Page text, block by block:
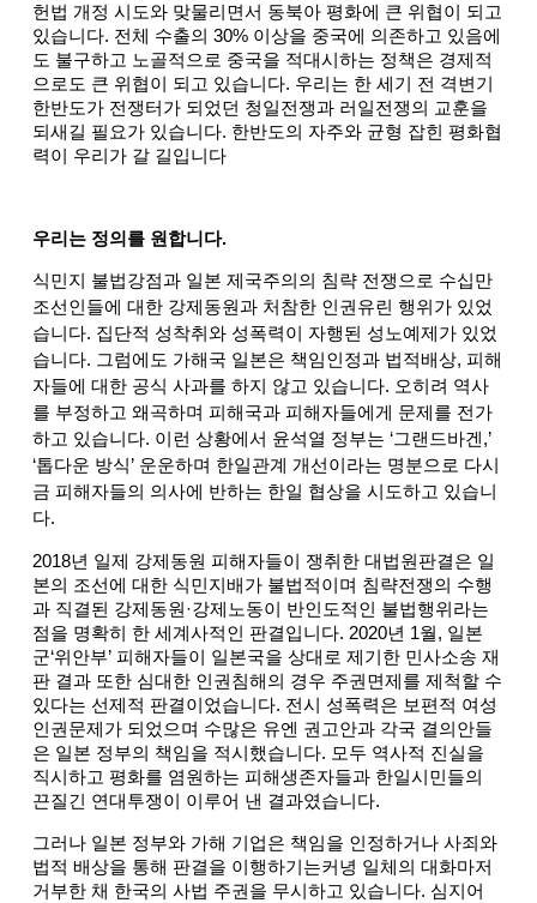
헌법 개정 시도와 맞물리면서 동북아 평화에 큰 위협이 되고
있습니다. 전체 수출의 30% 이상을 중국에 의존하고 있음에
도 불구하고 노골적으로 중국을 적대시하는 정책은 경제적
으로도 큰 위협이 되고 있습니다. 우리는 한 세기 전 격변기
한반도가 전쟁터가 되었던 청일전쟁과 러일전쟁의 교훈을
되새길 필요가 있습니다. 한반도의 자주와 균형 잡힌 평화협
력이 우리가 갈 길입니다
우리는 정의를 원합니다.
식민지 불법강점과 일본 제국주의의 침략 전쟁으로 수십만
조선인들에 대한 강제동원과 처참한 인권유린 행위가 있었
습니다. 집단적 성착취와 성폭력이 자행된 성노예제가 있었
습니다. 그럼에도 가해국 일본은 책임인정과 법적배상, 피해
자들에 대한 공식 사과를 하지 않고 있습니다. 오히려 역사
를 부정하고 왜곡하며 피해국과 피해자들에게 문제를 전가
하고 있습니다. 이런 상황에서 윤석열 정부는 ‘그랜드바겐,’
‘톱다운 방식’ 운운하며 한일관계 개선이라는 명분으로 다시
금 피해자들의 의사에 반하는 한일 협상을 시도하고 있습니
다.
2018년 일제 강제동원 피해자들이 쟁취한 대법원판결은 일
본의 조선에 대한 식민지배가 불법적이며 침략전쟁의 수행
과 직결된 강제동원·강제노동이 반인도적인 불법행위라는
점을 명확히 한 세계사적인 판결입니다. 2020년 1월, 일본
군‘위안부’ 피해자들이 일본국을 상대로 제기한 민사소송 재
판 결과 또한 심대한 인권침해의 경우 주권면제를 제척할 수
있다는 선제적 판결이었습니다. 전시 성폭력은 보편적 여성
인권문제가 되었으며 수많은 유엔 권고안과 각국 결의안들
은 일본 정부의 책임을 적시했습니다. 모두 역사적 진실을
직시하고 평화를 염원하는 피해생존자들과 한일시민들의
끈질긴 연대투쟁이 이루어 낸 결과였습니다.
그러나 일본 정부와 가해 기업은 책임을 인정하거나 사죄와
법적 배상을 통해 판결을 이행하기는커녕 일체의 대화마저
거부한 채 한국의 사법 주권을 무시하고 있습니다. 심지어